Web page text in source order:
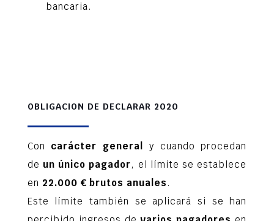
bancaria.
OBLIGACION DE DECLARAR 2020
Con carácter general
y cuando procedan
de un único pagador, el límite se establece
en 22.000 € brutos anuales .
Este límite también se aplicará si se han